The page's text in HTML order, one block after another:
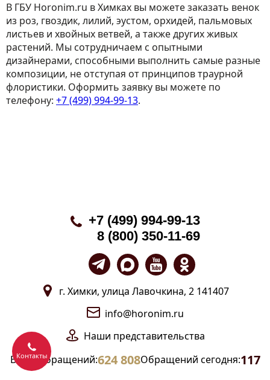
В ГБУ Horonim.ru в Химках вы можете заказать венок
из роз, гвоздик, лилий, эустом, орхидей, пальмовых
листьев и хвойных ветвей, а также других живых
растений. Мы сотрудничаем с опытными
дизайнерами, способными выполнить самые разные
композиции, не отступая от принципов траурной
флористики. Оформить заявку вы можете по
телефону: +7 (499) 994-99-13.
+7 (499) 994-99-13
8 (800) 350-11-69
г. Химки, улица Лавочкина, 2 141407
info@horonim.ru
Наши представительства
Всего обращений:624 808Обращений сегодня:117
Контакты